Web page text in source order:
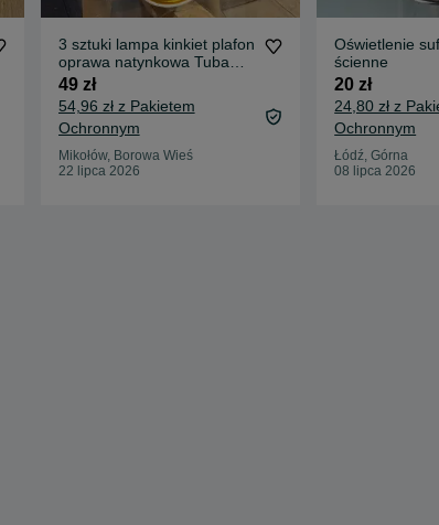
3 sztuki lampa kinkiet plafon
oprawa natynkowa Tuba
Chloe GU10 Biały
49 zł
54,96 zł z Pakietem
Ochronnym
Mikołów, Borowa Wieś
22 lipca 2026
Oświetlenie
ścienne
20 zł
24,80 zł z
Ochronnym
Łódź, Górna
08 lipca 2026